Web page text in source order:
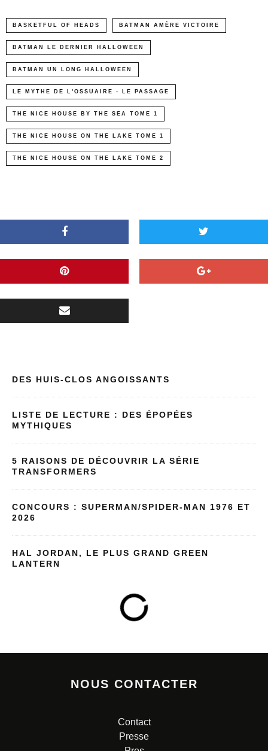
BASKETFUL OF HEADS BATMAN AMÈRE VICTOIRE
BATMAN LE DERNIER HALLOWEEN
BATMAN UN LONG HALLOWEEN
LE MYTHE DE L'OSSUAIRE - LE PASSAGE
THE NICE HOUSE BY THE SEA TOME 1
THE NICE HOUSE ON THE LAKE TOME 1
THE NICE HOUSE ON THE LAKE TOME 2
DES HUIS-CLOS ANGOISSANTS
LISTE DE LECTURE : DES ÉPOPÉES
MYTHIQUES
5 RAISONS DE DÉCOUVRIR LA SÉRIE
TRANSFORMERS
CONCOURS : SUPERMAN/SPIDER-MAN 1976 ET
2026
HAL JORDAN, LE PLUS GRAND GREEN
LANTERN
NOUS CONTACTER
Contact
Presse